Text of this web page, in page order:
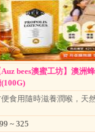
Auz bees澳蜜工坊】澳洲
食用隨時滋養潤喉，天
~ 325